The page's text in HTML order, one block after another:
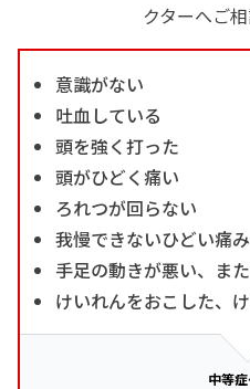
クターへご
意識がない
吐血している
頭を強く打った
頭がひどく痛い
ろれつが回らない
我慢できないひどい痛み
手足の動きが悪い、ま
けいれんをおこした、
中等